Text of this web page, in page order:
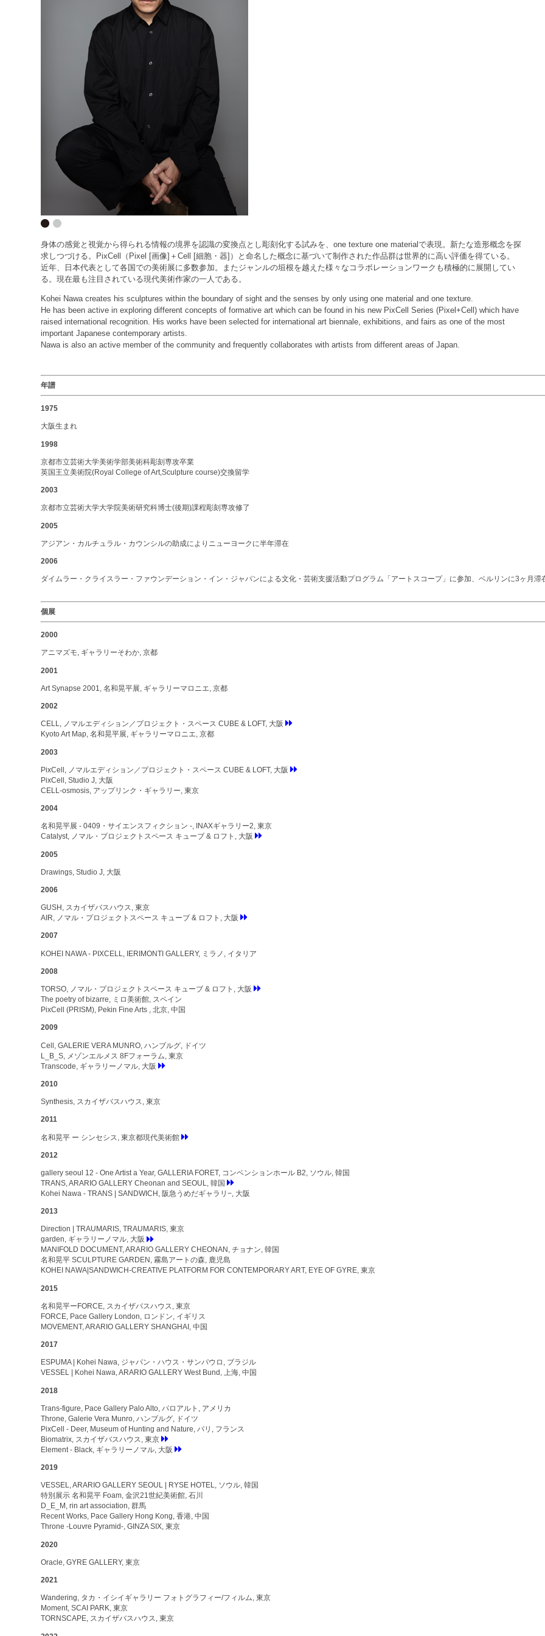
身体の感覚と視覚から得られる情報の境界を認識の変換点とし彫刻化する試みを、one texture one materialで表現。新たな造形概念を探
求しつづける。PixCell（Pixel [画像]＋Cell [細胞・器]）と命名した概念に基づいて制作された作品群は世界的に高い評価を得ている。
近年、日本代表として各国での美術展に多数参加。またジャンルの垣根を越えた様々なコラボレーションワークも積極的に展開してい
る。現在最も注目されている現代美術作家の一人である。
Kohei Nawa creates his sculptures within the boundary of sight and the senses by only using one material and one texture.
He has been active in exploring different concepts of formative art which can be found in his new PixCell Series (Pixel+Cell) which have
raised international recognition. His works have been selected for international art biennale, exhibitions, and fairs as one of the most
important Japanese contemporary artists.
Nawa is also an active member of the community and frequently collaborates with artists from different areas of Japan.
年譜
1975
大阪生まれ
1998
京都市立芸術大学美術学部美術科彫刻専攻卒業
英国王立美術院(Royal College of Art,Sculpture course)交換留学
2003
京都市立芸術大学大学院美術研究科博士(後期)課程彫刻専攻修了
2005
アジアン・カルチュラル・カウンシルの助成によりニューヨークに半年滞在
2006
ダイムラー・クライスラー・ファウンデーション・イン・ジャパンによる文化・芸術支援活動プログラム「アートスコープ」に参加、ベルリンに3ヶ月滞
個展
2000
アニマズモ, ギャラリーそわか, 京都
2001
Art Synapse 2001, 名和晃平展, ギャラリーマロニエ, 京都
2002
CELL, ノマルエディション／プロジェクト・スペース CUBE & LOFT, 大阪
Kyoto Art Map, 名和晃平展, ギャラリーマロニエ, 京都
2003
PixCell, ノマルエディション／プロジェクト・スペース CUBE & LOFT, 大阪
PixCell, Studio J, 大阪
CELL-osmosis, アップリンク・ギャラリー, 東京
2004
名和晃平展 - 0409・サイエンスフィクション -, INAXギャラリー2, 東京
Catalyst, ノマル・プロジェクトスペース キューブ & ロフト, 大阪
2005
Drawings, Studio J, 大阪
2006
GUSH, スカイザバスハウス, 東京
AIR, ノマル・プロジェクトスペース キューブ & ロフト, 大阪
2007
KOHEI NAWA - PIXCELL, IERIMONTI GALLERY, ミラノ, イタリア
2008
TORSO, ノマル・プロジェクトスペース キューブ & ロフト, 大阪
The poetry of bizarre, ミロ美術館, スペイン
PixCell (PRISM), Pekin Fine Arts , 北京, 中国
2009
Cell, GALERIE VERA MUNRO, ハンブルグ, ドイツ
L_B_S, メゾンエルメス 8Fフォーラム, 東京
Transcode, ギャラリーノマル, 大阪
2010
Synthesis, スカイザバスハウス, 東京
2011
名和晃平 ー シンセシス, 東京都現代美術館
2012
gallery seoul 12 - One Artist a Year, GALLERIA FORET, コンベンションホール B2, ソウル, 韓国
TRANS, ARARIO GALLERY Cheonan and SEOUL, 韓国
Kohei Nawa - TRANS | SANDWICH, 阪急うめだギャラリ−, 大阪
2013
Direction | TRAUMARIS, TRAUMARIS, 東京
garden, ギャラリーノマル, 大阪
MANIFOLD DOCUMENT, ARARIO GALLERY CHEONAN, チョナン, 韓国
名和晃平 SCULPTURE GARDEN, 霧島アートの森, 鹿児島
KOHEI NAWA|SANDWICH-CREATIVE PLATFORM FOR CONTEMPORARY ART, EYE OF GYRE, 東京
2015
名和晃平ーFORCE, スカイザバスハウス, 東京
FORCE, Pace Gallery London, ロンドン, イギリス
MOVEMENT, ARARIO GALLERY SHANGHAI, 中国
2017
ESPUMA | Kohei Nawa, ジャパン・ハウス・サンパウロ, ブラジル
VESSEL | Kohei Nawa, ARARIO GALLERY West Bund, 上海, 中国
2018
Trans-figure, Pace Gallery Palo Alto, パロアルト, アメリカ
Throne, Galerie Vera Munro, ハンブルグ, ドイツ
PixCell - Deer, Museum of Hunting and Nature, パリ, フランス
Biomatrix, スカイザバスハウス, 東京
Element - Black, ギャラリーノマル, 大阪
2019
VESSEL, ARARIO GALLERY SEOUL | RYSE HOTEL, ソウル, 韓国
特別展示 名和晃平 Foam, 金沢21世紀美術館, 石川
D_E_M, rin art association, 群馬
Recent Works, Pace Gallery Hong Kong, 香港, 中国
Throne -Louvre Pyramid-, GINZA SIX, 東京
2020
Oracle, GYRE GALLERY, 東京
2021
Wandering, タカ・イシイギャラリー フォトグラフィー/フィルム, 東京
Moment, SCAI PARK, 東京
TORNSCAPE, スカイザバスハウス, 東京